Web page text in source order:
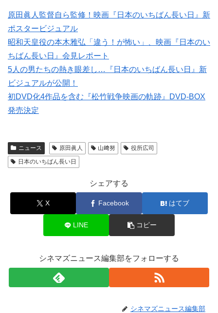
原田眞人監督自ら監修！映画『日本のいちばん長い日』新
ポスタービジュアル
昭和天皇役の本木雅弘「違う！が怖い」、映画『日本のい
ちばん長い日』会見レポート
5人の男たちの熱き眼差し…『日本のいちばん長い日』新
ビジュアルが公開！
初DVD化4作品を含む『松竹戦争映画の軌跡』DVD-BOX
発売決定
ニュース 原田眞人 山﨑努
役所広司
日本のいちばん長い日
シェアする
X Facebook はてブ
LINE コピー
シネマズニュース編集部をフォローする
シネマズニュース編集部